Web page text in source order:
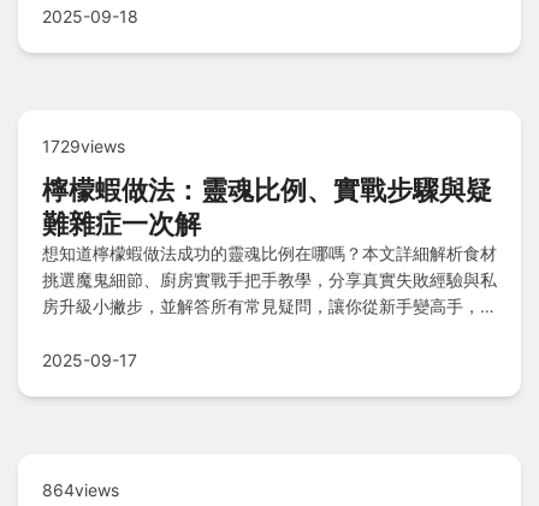
多醣體營養，安心享受健康益處！
2025-09-18
1729views
檸檬蝦做法：靈魂比例、實戰步驟與疑
難雜症一次解
想知道檸檬蝦做法成功的靈魂比例在哪嗎？本文詳細解析食材
挑選魔鬼細節、廚房實戰手把手教學，分享真實失敗經驗與私
房升級小撇步，並解答所有常見疑問，讓你從新手變高手，輕
2025-09-17
864views